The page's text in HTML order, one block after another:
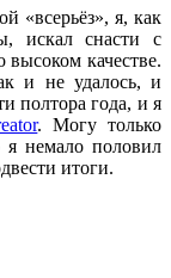
«всерьёз», я, как
искал снасти с
качестве.
и не удалось, и
полтора года, и я
. Могу только
немало половил
итоги.